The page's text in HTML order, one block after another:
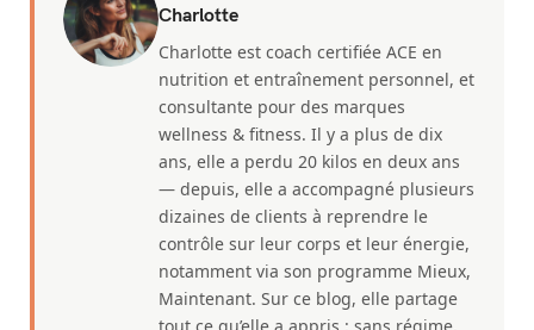
Charlotte
Charlotte est coach certifiée ACE en
nutrition et entraînement personnel, et
consultante pour des marques
wellness & fitness. Il y a plus de dix
ans, elle a perdu 20 kilos en deux ans
— depuis, elle a accompagné plusieurs
dizaines de clients à reprendre le
contrôle sur leur corps et leur énergie,
notamment via son programme Mieux,
Maintenant. Sur ce blog, elle partage